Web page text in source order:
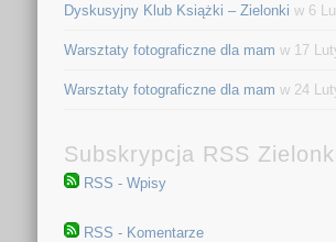
Dyskusyjny Klub Książki – Zielonki w 6
Warsztaty fotograficzne dla mam w 17
Warsztaty fotograficzne dla mam w 24
Subskrypcja RSS
RSS - Wpisy
RSS - Komentarze